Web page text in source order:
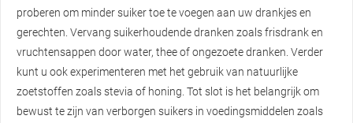
proberen om minder suiker toe te voegen aan uw drankjes en
gerechten. Vervang suikerhoudende dranken zoals frisdrank en
vruchtensappen door water, thee of ongezoete dranken. Verder
kunt u ook experimenteren met het gebruik van natuurlijke
zoetstoffen zoals stevia of honing. Tot slot is het belangrijk om
bewust te zijn van verborgen suikers in voedingsmiddelen zoals